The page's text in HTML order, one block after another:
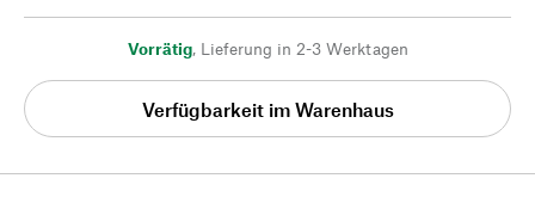
Vorrätig, Lieferung in 2-3 Werktagen
Verfügbarkeit im Warenhaus